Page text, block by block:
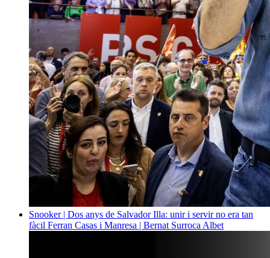
Snooker | Dos anys de Salvador Illa: unir i servir no era tan
fàcil Ferran Casas i Manresa | Bernat Surroca Albet